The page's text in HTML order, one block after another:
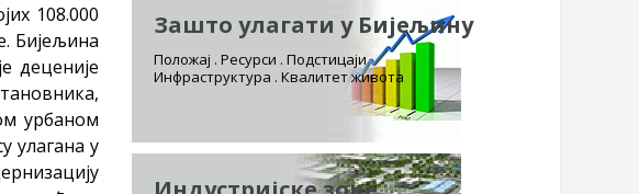
108.000
Бијељина
деценије
урбаном
улагана у
Зашто улагати у Бијељину
Положај . Ресурси . Подстицаји
Инфраструктура . Квалитет живота